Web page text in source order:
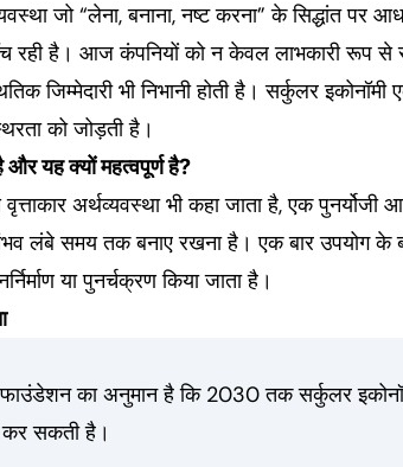
जो “लेना, बनाना, नष्ट करना” के सिद्धांत पर
रही है। आज कंपनियों को न केवल लाभकारी रूप से
जिम्मेदारी भी निभानी होती है। सर्कुलर
को जोड़ती है।
और यह क्यों महत्वपूर्ण है?
अर्थव्यवस्था भी कहा जाता है, एक
लंबे समय तक बनाए रखना है। एक बार उपयोग के
या पुनर्चक्रण किया जाता है।
का अनुमान है कि 2030 तक सर्कुलर
कर सकती है।